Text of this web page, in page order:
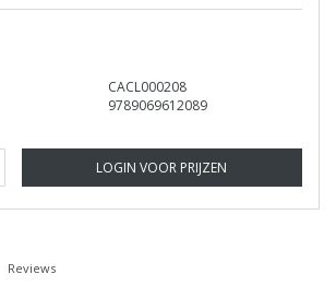
CACL000208
9789069612089
LOGIN VOOR PRIJZEN
Reviews